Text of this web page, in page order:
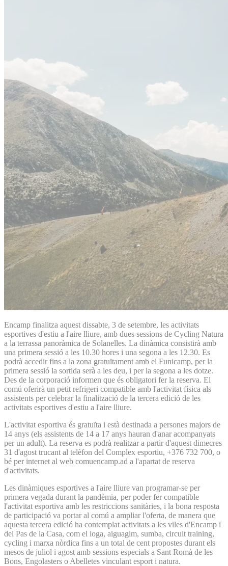
Encamp finalitza aquest dissabte, 3 de setembre, les activitats
esportives d'estiu a l'aire lliure, amb dues sessions de Cycling Natura
a la terrassa panoràmica de Solanelles. La dinàmica consistirà amb
una primera sessió a les 10.30 hores i una segona a les 12.30. Es
podrà accedir fins a la zona gratuïtament amb el Funicamp, per la
primera sessió la sortida serà a les deu, i per la segona a les dotze.
Des de la corporació informen que és obligatori fer la reserva. El
comú oferirà un petit refrigeri compatible amb l'activitat física als
assistents per celebrar la finalització de la tercera edició de les
activitats esportives d'estiu a l'aire lliure.
L'activitat esportiva és gratuïta i està destinada a persones majors de
14 anys (els assistents de 14 a 17 anys hauran d'anar acompanyats
per un adult). La reserva es podrà realitzar a partir d'aquest dimecres
31 d'agost trucant al telèfon del Complex esportiu, +376 732 700, o
bé per internet al web comuencamp.ad a l'apartat de reserva
d'activitats.
Les dinàmiques esportives a l'aire lliure van programar-se per
primera vegada durant la pandèmia, per poder fer compatible
l'activitat esportiva amb les restriccions sanitàries, i la bona resposta
de participació va portar al comú a ampliar l'oferta, de manera que
aquesta tercera edició ha contemplat activitats a les viles d'Encamp i
del Pas de la Casa, com el ioga, aiguagim, sumba, circuit training,
cycling i marxa nòrdica fins a un total de cent propostes durant els
mesos de juliol i agost amb sessions especials a Sant Romà de les
Bons, Engolasters o Abelletes vinculant esport i natura.